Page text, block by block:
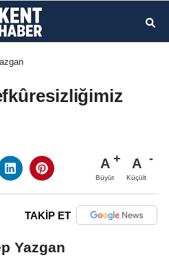
A
Büyüt
A
Küçült
TAKİP ET
Yazgan